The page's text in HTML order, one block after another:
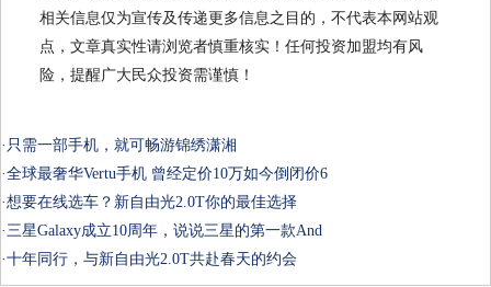
相关信息仅为宣传及传递更多信息之目的，不代表本网站观
点，文章真实性请浏览者慎重核实！任何投资加盟均有风
险，提醒广大民众投资需谨慎！
· 只需一部手机，就可畅游锦绣潇湘
·全球最奢华Vertu手机 曾经定价10万如今倒闭价6
·想要在线选车？新自由光2.0T你的最佳选择
·三星Galaxy成立10周年，说说三星的第一款And
·十年同行，与新自由光2.0T共赴春天的约会